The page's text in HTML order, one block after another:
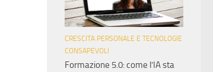
CRESCITA PERSONALE E TECNOLOGIE
CONSAPEVOLI
Formazione 5.0: come l’IA sta